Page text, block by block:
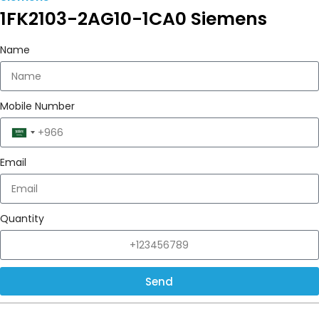
1FK2103-2AG10-1CA0 Siemens
Name
Mobile Number
Saudi
Arabia
+966
Email
Quantity
Send